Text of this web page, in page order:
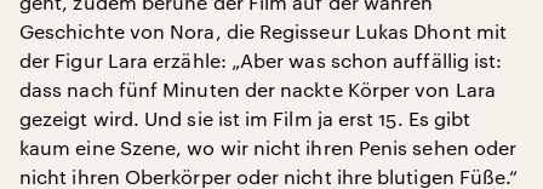
Geschichte von Nora, die Regisseur Lukas Dhont mit
der Figur Lara erzähle: „Aber was schon auffällig ist:
dass nach fünf Minuten der nackte Körper von Lara
gezeigt wird. Und sie ist im Film ja erst 15. Es gibt
kaum eine Szene, wo wir nicht ihren Penis sehen oder
nicht ihren Oberkörper oder nicht ihre blutigen Füße.“